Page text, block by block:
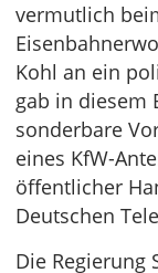
vermutlich
Kohl an ein
gab in diesem
sonderbare
eines KfW-
öffentlicher
Deutschen
Die Regierung